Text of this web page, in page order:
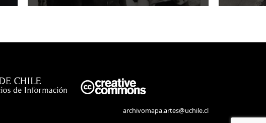
archivomapa.artes@uchile.cl